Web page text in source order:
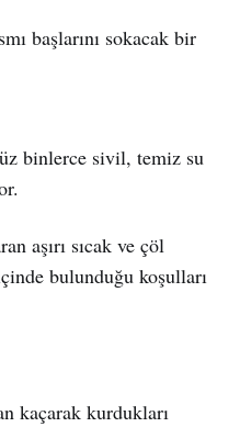
başlarını sokacak bir
binlerce sivil, temiz su
aşırı sıcak ve çöl
bulunduğu koşulları
kaçarak kurdukları